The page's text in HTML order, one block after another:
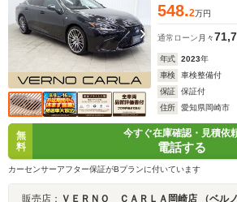
548.2万円
通常ローン 月々
年式 2023年
車検
車検整備付
保証
保証付
住所
愛知県岡崎市
無
料
今すぐ在庫確認・見積依
電話する
カーセンサーアフター保証がBプランに付いています
販売店： ＶＥＲＮＯ ＣＡＲＬＡ岡崎店 （ベルノ